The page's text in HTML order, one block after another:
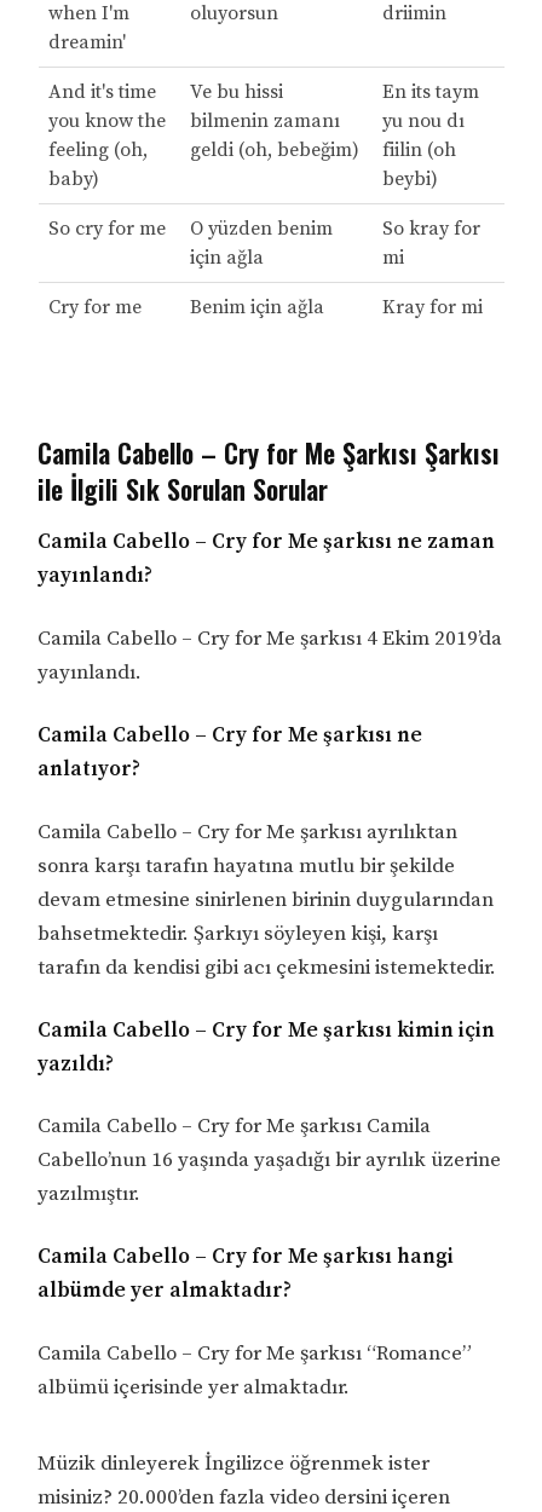
when I'm
dreamin'
oluyorsun
driimin
And it's time
you know the
feeling (oh,
baby)
Ve bu hissi
bilmenin zamanı
geldi (oh, bebeğim)
En its taym
yu nou dı
fiilin (oh
beybi)
So cry for me
O yüzden benim
için ağla
So kray for
mi
Cry for me Benim için ağla Kray for mi
Camila Cabello – Cry for Me Şarkısı Şarkısı
ile İlgili Sık Sorulan Sorular
Camila Cabello – Cry for Me şarkısı ne zaman
yayınlandı?
Camila Cabello – Cry for Me şarkısı 4 Ekim 2019’da
yayınlandı.
Camila Cabello – Cry for Me şarkısı ne
anlatıyor?
Camila Cabello – Cry for Me şarkısı ayrılıktan
sonra karşı tarafın hayatına mutlu bir şekilde
devam etmesine sinirlenen birinin duygularından
bahsetmektedir. Şarkıyı söyleyen kişi, karşı
tarafın da kendisi gibi acı çekmesini istemektedir.
Camila Cabello – Cry for Me şarkısı kimin için
yazıldı?
Camila Cabello – Cry for Me şarkısı Camila
Cabello’nun 16 yaşında yaşadığı bir ayrılık üzerine
yazılmıştır.
Camila Cabello – Cry for Me şarkısı hangi
albümde yer almaktadır?
Camila Cabello – Cry for Me şarkısı “Romance”
albümü içerisinde yer almaktadır.
Müzik dinleyerek İngilizce öğrenmek ister
misiniz? 20.000’den fazla video dersini içeren